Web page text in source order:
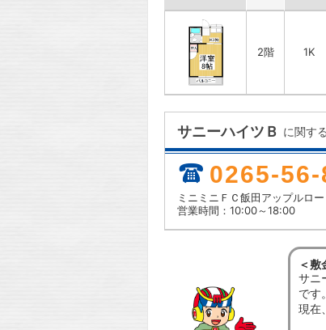
2階 1K
サニーハイツＢ に関す
0265-56-
ミニミニＦＣ飯田アップルロ
営業時間：10:00～18:00
＜
サニ
です。
現在